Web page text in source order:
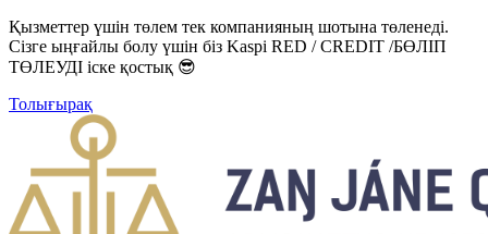
Қызметтер үшін төлем тек компанияның шотына төленеді.
Сізге ыңғайлы болу үшін біз Kaspi RED / CREDIT /БӨЛІП
ТӨЛЕУДІ іске қостық 😎
Толығырақ